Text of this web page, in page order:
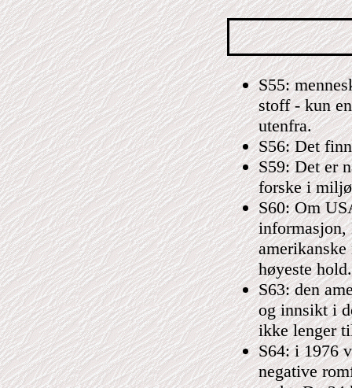
S55:
stoff - kun
utenfra.
S56: Det
S59: Det er
forske i
S60: Om
informasjon,
høyeste
S63: den
og innsikt i
ikke lenger
S64: i 1976
negative